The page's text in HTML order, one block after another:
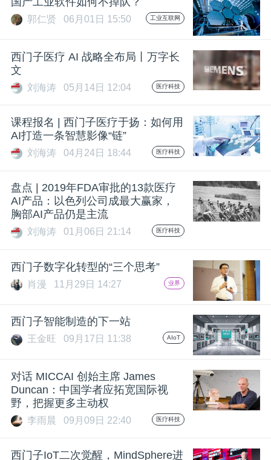
郭仁贤 06月01日 15:50 工业互联网
西门子医疗 AI 战略全布局丨万字长
文
刘海涛 05月14日 12:04 医疗科技
课程报名 | 西门子医疗于扬：如何用
AI打造一条智慧影像“链”
刘海涛 04月24日 18:44 医疗科技
盘点 | 2019年FDA审批的13款医疗
AI产品：以色列公司成最大赢家，
胸部AI产品仍是主流
刘海涛 01月06日 21:14 医疗科技
西门子数字化转型的“三个思考”
肖漫 11月29日 14:27 业界
西门子智能制造的下一站
王金旺 09月17日 11:38 AIoT
对话 MICCAI 创始主席 James
Duncan：中国学者应拓宽国际视
野，把握更多主动权
李雨晨 09月09日 22:40 医疗科技
西门子IoT二次觉醒，MindSphere进